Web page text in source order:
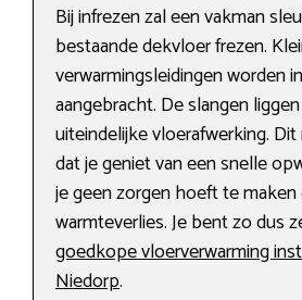
Bij infrezen zal een vakman
bestaande dekvloer frezen.
verwarmingsleidingen worden
aangebracht. De slangen
uiteindelijke vloerafwerking.
dat je geniet van een snelle
je geen zorgen hoeft te
warmteverlies. Je bent zo dus
goedkope vloerverwarming
Niedorp.